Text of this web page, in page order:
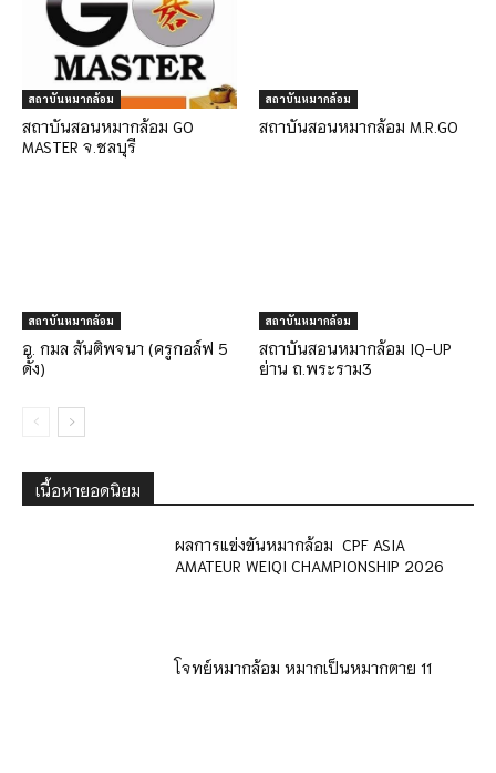
สถาบันหมากล้อม
สถาบันสอนหมากล้อม GO
MASTER จ.ชลบุรี
สถาบันหมากล้อม
สถาบันสอนหมากล้อม M.R.GO
สถาบันหมากล้อม
อ. กมล สันติพจนา (ครูกอล์ฟ 5
ดั้ง)
สถาบันหมากล้อม
สถาบันสอนหมากล้อม IQ-UP
ย่าน ถ.พระราม3
เนื้อหายอดนิยม
ผลการแข่งขันหมากล้อม CPF ASIA
AMATEUR WEIQI CHAMPIONSHIP 2026
โจทย์หมากล้อม หมากเป็นหมากตาย 11